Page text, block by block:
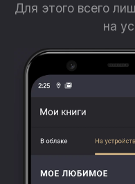
Для этого всего
на